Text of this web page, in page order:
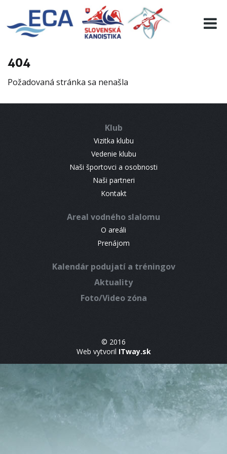
404
Požadovaná stránka sa nenašla
Klub
Vizitka klubu
Vedenie klubu
Naši športovci a osobnosti
Naši partneri
Kontakt
Areal vodného slalomu
O areáli
Prenájom
Kalendár podujatí a tréningov
Aktuality
Foto/Video zóna
© 2016
Web vytvoril ITway.sk
EURO 19
INFO
RESULTS
CONTACT